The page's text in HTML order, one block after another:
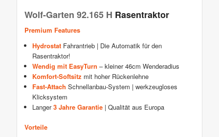
Wolf-Garten 92.165 H Rasentraktor
Premium Features
Hydrostat Fahrantrieb | Die Automatik für den
Rasentraktor!
Wendig mit EasyTurn – kleiner 46cm Wenderadius
Komfort-Softsitz mit hoher Rückenlehne
Fast-Attach Schnellanbau-System | werkzeugloses
Klicksystem
Langer3 Jahre Garantie | Qualität aus Europa
Vorteile